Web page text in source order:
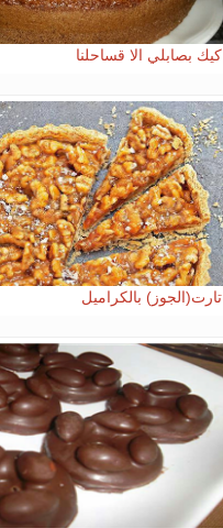
كيك بصابلي الا قساحلنا
تارت(الجوز) بالكراميل